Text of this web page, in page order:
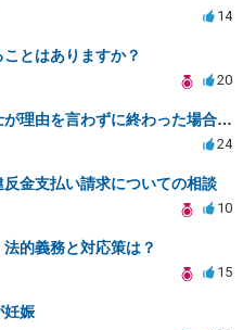
14
とはありますか？
20
離婚調停で相手側の弁護士が理由を言わずに終わった場合の対応について
24
金支払い請求についての相談
10
的義務と対応策は？
15
妊娠